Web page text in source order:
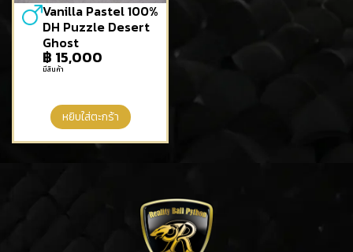
Vanilla Pastel 100%
DH Puzzle Desert
Ghost
฿ 15,000
มีสินค้า
หยิบใส่ตะกร้า